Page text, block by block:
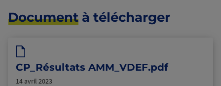
Document à télécharger
CP_Résultats AMM_VDEF.pdf
14 avril 2023